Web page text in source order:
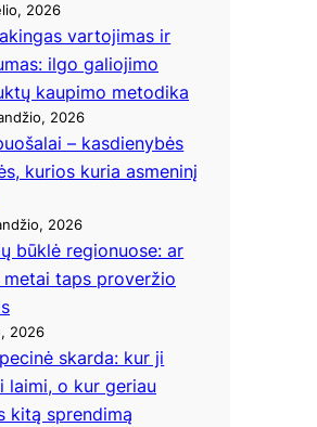
2026
vartojimas ir
ilgo galiojimo
kaupimo metodika
2026
– kasdienybės
kurios kuria asmeninį
2026
būklė regionuose: ar
taps proveržio
2026
skarda: kur ji
laimi, o kur geriau
kitą sprendimą